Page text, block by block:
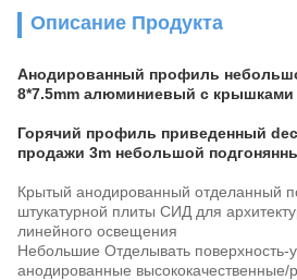
Описание Продукта
Анодированный профиль
8*7.5mm алюминиевый с крышками
Горячий профиль приведенный
продажи 3m небольшой
Крытый анодированный отделанный
штукатурной плиты СИД для
линейного освещения
Небольшие Отделывать поверхность-
анодированные